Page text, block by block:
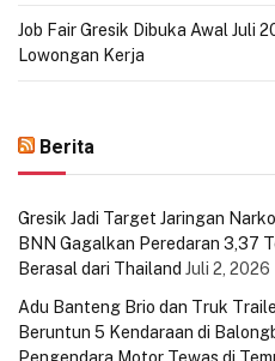
Job Fair Gresik Dibuka Awal Juli
Lowongan Kerja
Berita
Gresik Jadi Target Jaringan
BNN Gagalkan Peredaran 3,37
Berasal dari Thailand Juli 2, 2026
Adu Banteng Brio dan Truk
Beruntun 5 Kendaraan di